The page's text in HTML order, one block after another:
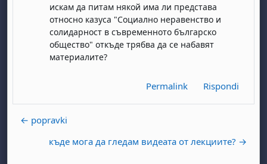
искам да питам някой има ли представа
относно казуса "Социално неравенство и
солидарност в съвременното българско
общество" откъде трябва да се набавят
материалите?
Permalink Rispondi
← popravki
къде мога да гледам видеата от лекциите? →